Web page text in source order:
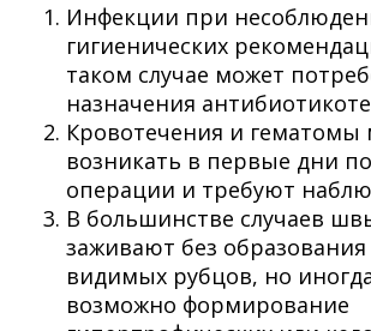
Инфекции при
гигиенических
таком случае может
назначения
Кровотечения и гематомы
возникать в первые дни
операции и требуют
В большинстве случаев
заживают без образования
видимых рубцов, но
возможно формирование